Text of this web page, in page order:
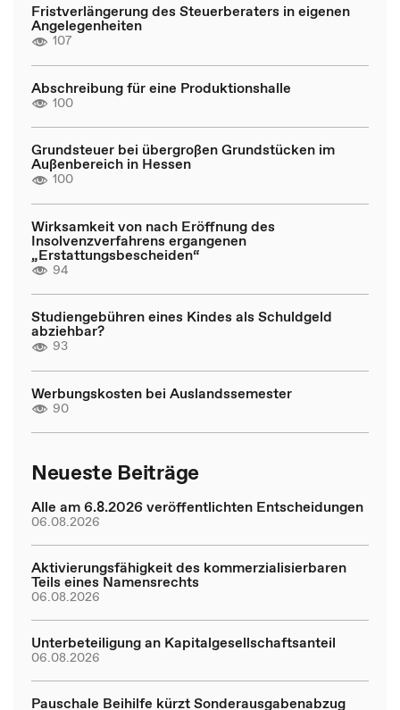
Fristverlängerung des Steuerberaters in eigenen
Angelegenheiten
107
Abschreibung für eine Produktionshalle
100
Grundsteuer bei übergroßen Grundstücken im
Außenbereich in Hessen
100
Wirksamkeit von nach Eröffnung des
Insolvenzverfahrens ergangenen
„Erstattungsbescheiden“
94
Studiengebühren eines Kindes als Schuldgeld
abziehbar?
93
Werbungskosten bei Auslandssemester
90
Neueste Beiträge
Alle am 6.8.2026 veröffentlichten Entscheidungen
06.08.2026
Aktivierungsfähigkeit des kommerzialisierbaren
Teils eines Namensrechts
06.08.2026
Unterbeteiligung an Kapitalgesellschaftsanteil
06.08.2026
Pauschale Beihilfe kürzt Sonderausgabenabzug